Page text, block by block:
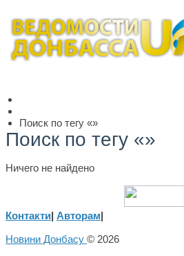
Поиск по тегу «»
Поиск по тегу «»
Ничего не найдено
Контакти| Авторам|
Новини Донбасу © 2026